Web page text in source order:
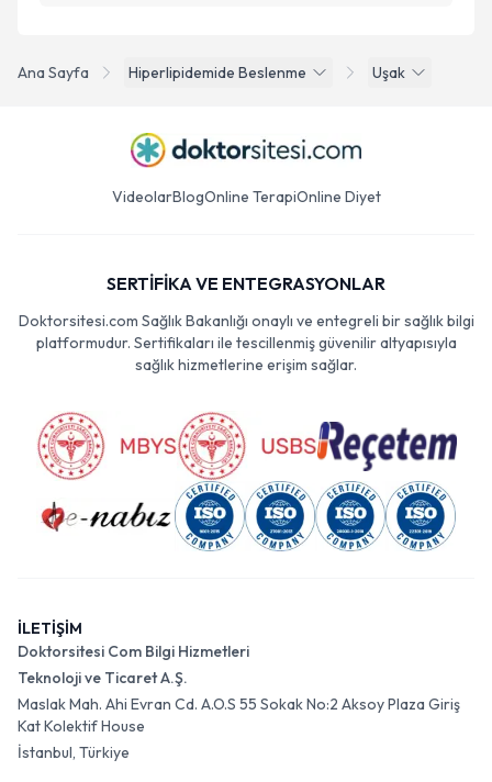
Ana Sayfa Hiperlipidemide Beslenme Uşak
VideolarBlogOnline TerapiOnline Diyet
SERTİFİKA VE ENTEGRASYONLAR
Doktorsitesi.com Sağlık Bakanlığı onaylı ve entegreli bir sağlık bilgi
platformudur. Sertifikaları ile tescillenmiş güvenilir altyapısıyla
sağlık hizmetlerine erişim sağlar.
İLETİŞİM
Doktorsitesi Com Bilgi Hizmetleri
Teknoloji ve Ticaret A.Ş.
Maslak Mah. Ahi Evran Cd. A.O.S 55 Sokak No:2 Aksoy Plaza Giriş
Kat Kolektif House
İstanbul, Türkiye